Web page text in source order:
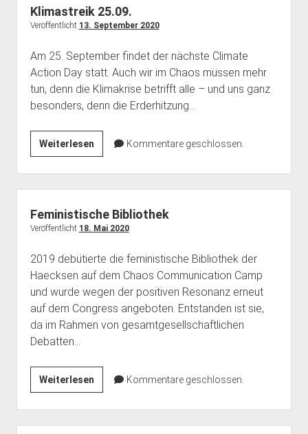
Remote
Chaos
Klimastreik 25.09.
Veröffentlicht 13. September 2020
Am 25. September findet der nächste Climate
Action Day statt. Auch wir im Chaos müssen mehr
tun, denn die Klimakrise betrifft alle – und uns ganz
besonders, denn die Erderhitzung…
WeiterlesenKlimastreik
25.09.
Kommentare geschlossen.
Feministische Bibliothek
Veröffentlicht 18. Mai 2020
2019 debütierte die feministische Bibliothek der
Haecksen auf dem Chaos Communication Camp
und wurde wegen der positiven Resonanz erneut
auf dem Congress angeboten. Entstanden ist sie,
da im Rahmen von gesamtgesellschaftlichen
Debatten…
WeiterlesenFeministische
Bibliothek
Kommentare geschlossen.